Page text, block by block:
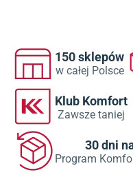
150 sklepów
w całej Polsce
Klub Komfort
Zawsze taniej
30 dni
Program